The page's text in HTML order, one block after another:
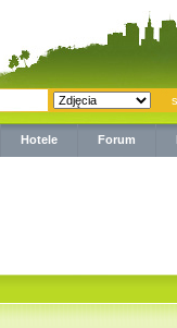
Hotele Forum